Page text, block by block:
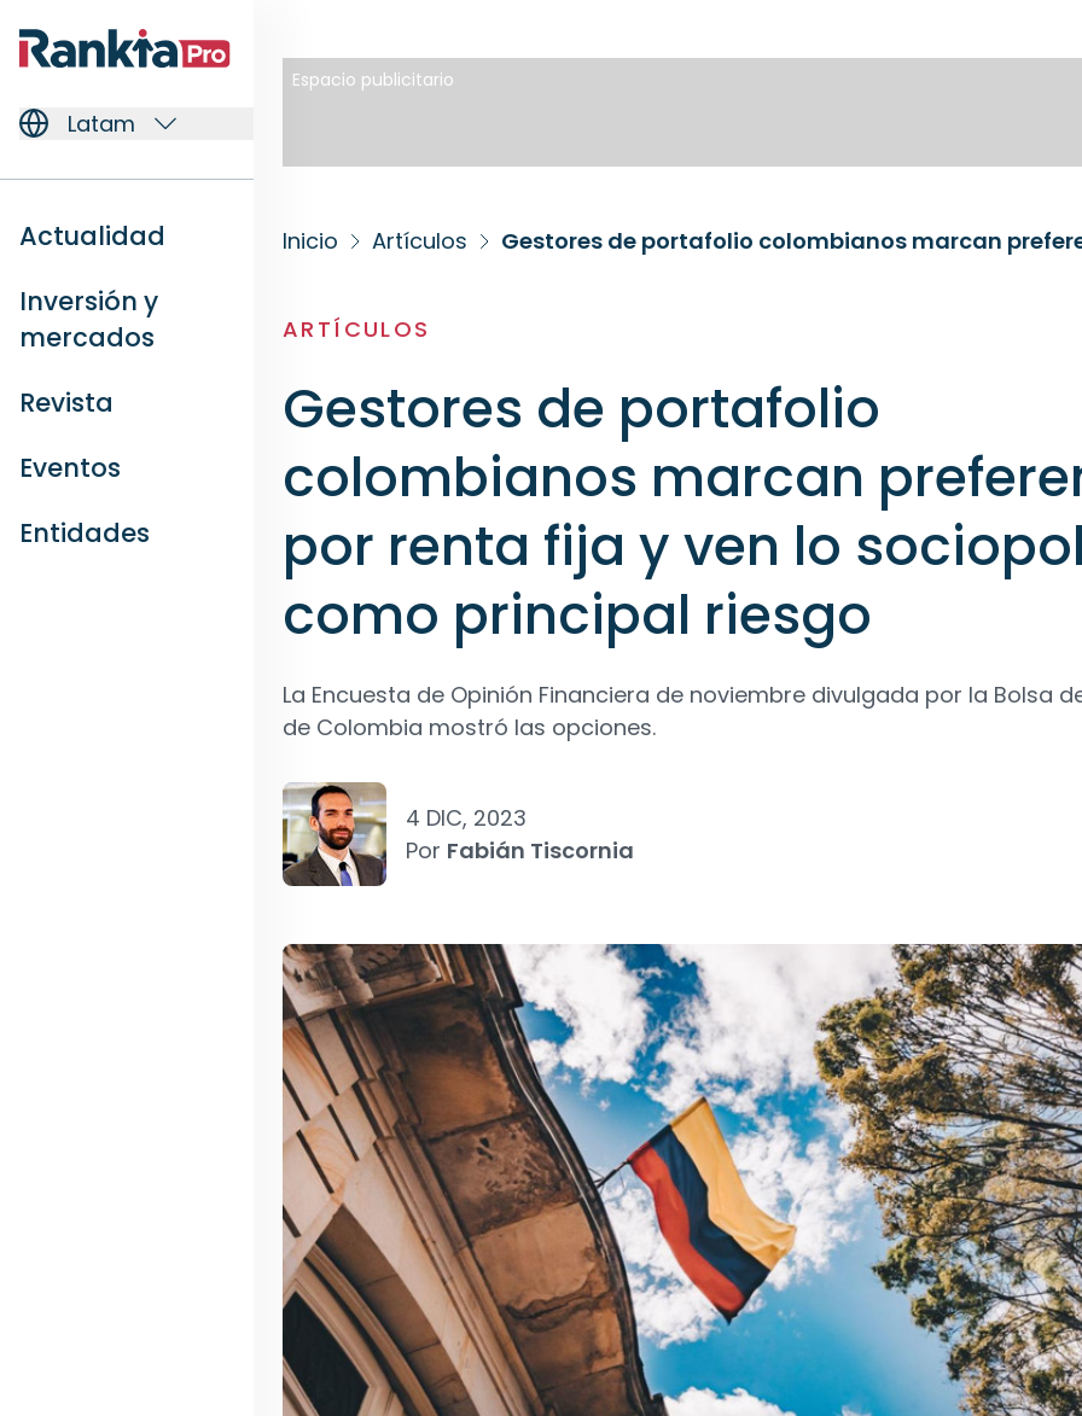
Latam
Actualidad
Inversión y
mercados
Revista
Eventos
Entidades
Espacio publicitario
Inicio Artículos
ARTÍCULOS
Gestores de portafolio
colombianos marcan
por renta fija y ven lo
como principal riesgo
La Encuesta de Opinión Financiera de noviembre divulgada por la Bolsa
de Colombia mostró las opciones.
4 DIC, 2023
Por Fabián Tiscornia